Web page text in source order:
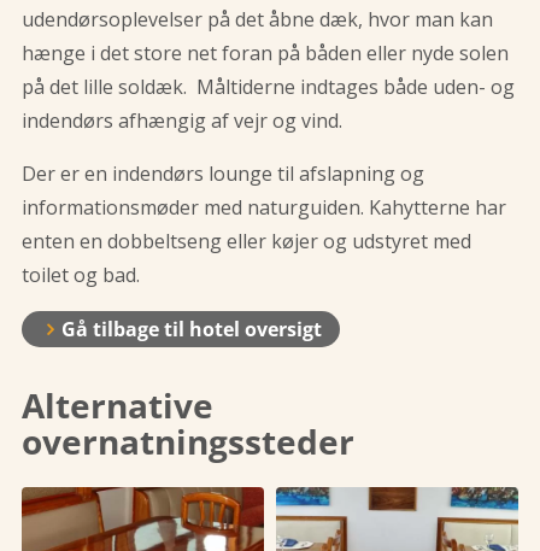
udendørsoplevelser på det åbne dæk, hvor man kan
hænge i det store net foran på båden eller nyde solen
på det lille soldæk. Måltiderne indtages både uden- og
indendørs afhængig af vejr og vind.
Der er en indendørs lounge til afslapning og
informationsmøder med naturguiden. Kahytterne har
enten en dobbeltseng eller køjer og udstyret med
toilet og bad.
Gå tilbage til hotel oversigt
Alternative
overnatningssteder